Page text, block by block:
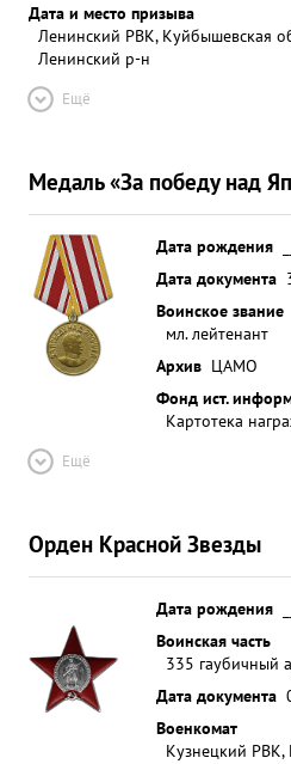
Дата и место призыва
Ленинский РВК, Куйбышевская
Ленинский р-н
Ещё
Медаль «За победу над
Дата рождения
Дата документа
Воинское звание
мл. лейтенант
Архив ЦАМО
Фонд ист.
Картотека
Ещё
Орден Красной Звезды
Дата рождения
Воинская часть
335 гаубичный
Дата документа
Военкомат
Кузнецкий РВК,